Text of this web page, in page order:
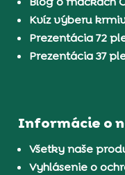
Kvíz výberu
Prezentácia 72
Prezentácia 37
Informácie o
Všetky naše
Vyhlásenie o